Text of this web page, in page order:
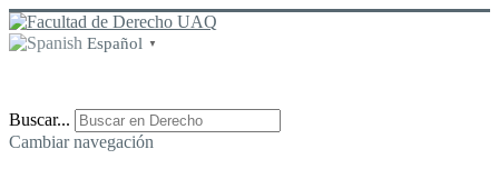
Español ▼
Buscar...
Cambiar navegación